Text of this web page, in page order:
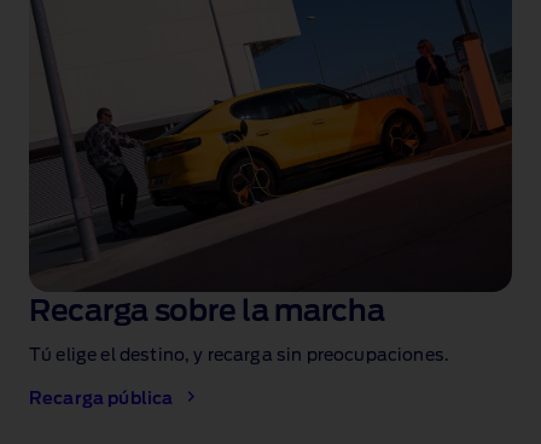
Recarga sobre la marcha
Tú elige el destino, y recarga sin preocupaciones.
Recarga pública